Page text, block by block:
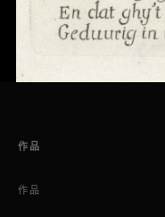
作品
作品